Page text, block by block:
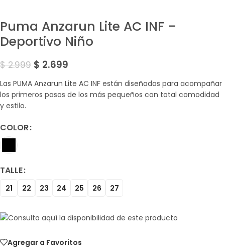
Puma Anzarun Lite AC INF –
Deportivo Niño
$2.999 $ 2.699
Las PUMA Anzarun Lite AC INF están diseñadas para acompañar
los primeros pasos de los más pequeños con total comodidad
y estilo.
COLOR
TALLE
21 22 23 24 25 26 27
Agregar a Favoritos